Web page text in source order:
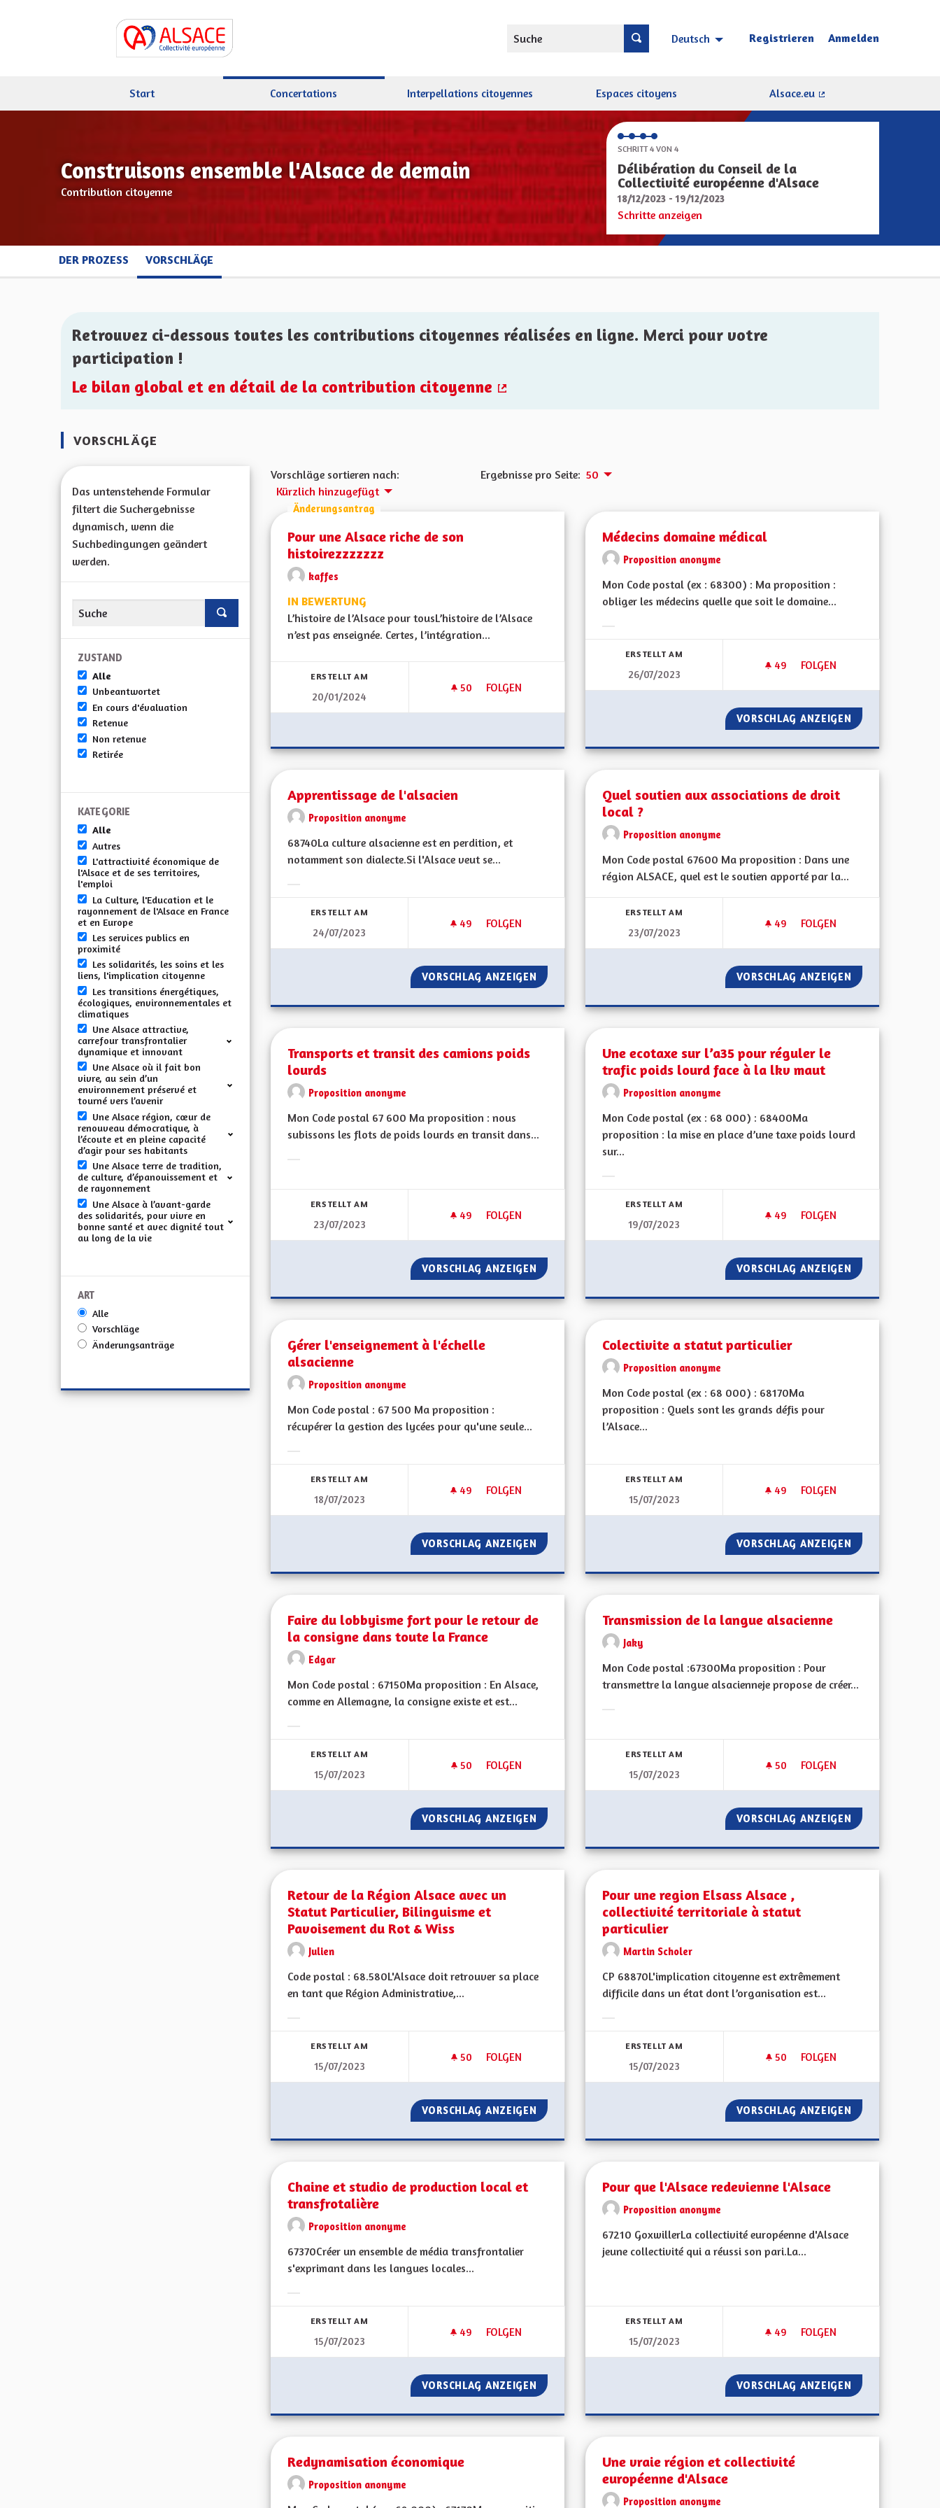
Suche Deutsch Choisir la langue Sprache wählen
Registrieren Anmelden
Start Concertations Interpellations citoyennes Espaces citoyens
Alsace.eu
Construisons ensemble l'Alsace de demain
Contribution citoyenne
SCHRITT 4 VON 4
Délibération du Conseil de la
Collectivité européenne d'Alsace
18/12/2023 - 19/12/2023
Schritte anzeigen
DER PROZESS VORSCHLÄGE
Retrouvez ci-dessous toutes les contributions citoyennes réalisées en ligne. Merci pour votre
participation !
Le bilan global et en détail de la contribution citoyenne
VORSCHLÄGE
Das untenstehende Formular
filtert die Suchergebnisse
dynamisch, wenn die
Suchbedingungen geändert
werden.
ZUSTAND
Alle
Unbeantwortet
En cours d'évaluation
Retenue
Non retenue
Retirée
KATEGORIE
Alle
Autres
L'attractivité économique de
l'Alsace et de ses territoires,
l'emploi
La Culture, l'Education et le
rayonnement de l'Alsace en France
et en Europe
Les services publics en
proximité
Les solidarités, les soins et les
liens, l'implication citoyenne
Les transitions énergétiques,
écologiques, environnementales et
climatiques
Une Alsace attractive,
carrefour transfrontalier
dynamique et innovant
Une Alsace où il fait bon
vivre, au sein d’un
environnement préservé et
tourné vers l’avenir
Une Alsace région, cœur de
renouveau démocratique, à
l’écoute et en pleine capacité
d’agir pour ses habitants
Une Alsace terre de tradition,
de culture, d’épanouissement et
de rayonnement
Une Alsace à l’avant-garde
des solidarités, pour vivre en
bonne santé et avec dignité tout
au long de la vie
ART
Alle
Vorschläge
Änderungsanträge
Vorschläge sortieren nach:
Kürzlich hinzugefügt
Ergebnisse pro Seite: 50
Änderungsantrag
Pour une Alsace riche de son
histoirezzzzzzz
kaffes
IN BEWERTUNG
L’histoire de l’Alsace pour tousL’histoire de l’Alsace
n’est pas enseignée. Certes, l’intégration...
ERSTELLT AM
20/01/2024
50 50 FOLLOWER
FOLGEN
POUR UNE ALSACE RICHE DE SON HISTOIREZZZZZZZ
Médecins domaine médical
Proposition anonyme
Mon Code postal (ex : 68300) : Ma proposition :
obliger les médecins quelle que soit le domaine...
ERSTELLT AM
26/07/2023
49 49 FOLLOWER
FOLGEN
MÉDECINS DOMAINE MÉDICAL
VORSCHLAG ANZEIGEN MÉDECINS
Apprentissage de l'alsacien
Proposition anonyme
68740La culture alsacienne est en perdition, et
notamment son dialecte.Si l'Alsace veut se...
ERSTELLT AM
24/07/2023
49 49 FOLLOWER
FOLGEN
APPRENTISSAGE DE L'ALSACIEN
VORSCHLAG ANZEIGEN APPRENTISSAGE DE L'ALSACIEN
Quel soutien aux associations de droit
local ?
Proposition anonyme
Mon Code postal 67600 Ma proposition : Dans une
région ALSACE, quel est le soutien apporté par la...
ERSTELLT AM
23/07/2023
49 49 FOLLOWER
FOLGEN
QUEL SOUTIEN AUX
VORSCHLAG ANZEIGEN QUEL SOUTIEN
Transports et transit des camions poids
lourds
Proposition anonyme
Mon Code postal 67 600 Ma proposition : nous
subissons les flots de poids lourds en transit dans...
ERSTELLT AM
23/07/2023
49 49 FOLLOWER
FOLGEN
TRANSPORTS ET TRANSIT DES CAMIONS POIDS LOURDS
VORSCHLAG ANZEIGEN TRANSPORTS ET TRANSIT DES CAMIONS POIDS LOURDS
Une ecotaxe sur l’a35 pour réguler le
trafic poids lourd face à la lkv maut
Proposition anonyme
Mon Code postal (ex : 68 000) : 68400Ma
proposition : la mise en place d’une taxe poids lourd
sur...
ERSTELLT AM
19/07/2023
49 49 FOLLOWER
FOLGEN
UNE ECOTAXE SUR L’A35
VORSCHLAG ANZEIGEN UNE ECOTAXE
Gérer l'enseignement à l'échelle
alsacienne
Proposition anonyme
Mon Code postal : 67 500 Ma proposition :
récupérer la gestion des lycées pour qu'une seule...
ERSTELLT AM
18/07/2023
49 49 FOLLOWER
FOLGEN
GÉRER L'ENSEIGNEMENT À L'ÉCHELLE ALSACIENNE
VORSCHLAG ANZEIGEN GÉRER L'ENSEIGNEMENT À L'ÉCHELLE ALSACIENNE
Colectivite a statut particulier
Proposition anonyme
Mon Code postal (ex : 68 000) : 68170Ma
proposition : Quels sont les grands défis pour
l’Alsace...
ERSTELLT AM
15/07/2023
49 49 FOLLOWER
FOLGEN
COLECTIVITE A STATUT
VORSCHLAG ANZEIGEN COLECTIVITE A
Faire du lobbyisme fort pour le retour de
la consigne dans toute la France
Edgar
Mon Code postal : 67150Ma proposition : En Alsace,
comme en Allemagne, la consigne existe et est...
ERSTELLT AM
15/07/2023
50 50 FOLLOWER
FOLGEN
FAIRE DU LOBBYISME FORT POUR LE RETOUR DE LA CONSIGNE DANS TOUTE LA FRANCE
VORSCHLAG ANZEIGEN FAIRE DU LOBBYISME FORT POUR LE RETOUR DE LA CONSIGNE DANS TOUTE LA
Transmission de la langue alsacienne
Jaky
Mon Code postal :67300Ma proposition : Pour
transmettre la langue alsacienneje propose de créer...
ERSTELLT AM
15/07/2023
50 50 FOLLOWER
FOLGEN
TRANSMISSION DE LA
VORSCHLAG ANZEIGEN TRANSMISSION
Retour de la Région Alsace avec un
Statut Particulier, Bilinguisme et
Pavoisement du Rot & Wiss
Julien
Code postal : 68.580L'Alsace doit retrouver sa place
en tant que Région Administrative,...
ERSTELLT AM
15/07/2023
50 50 FOLLOWER
FOLGEN
RETOUR DE LA RÉGION ALSACE AVEC UN STATUT PARTICULIER, BILINGUISME ET PAVOISEMENT DU
VORSCHLAG ANZEIGEN RETOUR DE LA RÉGION ALSACE AVEC UN STATUT PARTICULIER, BILINGUISME
Pour une region Elsass Alsace ,
collectivité territoriale à statut
particulier
Martin Scholer
CP 68870L'implication citoyenne est extrêmement
difficile dans un état dont l’organisation est...
ERSTELLT AM
15/07/2023
50 50 FOLLOWER
FOLGEN
POUR UNE REGION ELSASS
VORSCHLAG ANZEIGEN POUR UNE
Chaine et studio de production local et
transfrotalière
Proposition anonyme
67370Créer un ensemble de média transfrontalier
s'exprimant dans les langues locales...
ERSTELLT AM
15/07/2023
49 49 FOLLOWER
FOLGEN
CHAINE ET STUDIO DE PRODUCTION LOCAL ET TRANSFROTALIÈRE
VORSCHLAG ANZEIGEN CHAINE ET STUDIO DE PRODUCTION LOCAL ET TRANSFROTALIÈRE
Pour que l'Alsace redevienne l'Alsace
Proposition anonyme
67210 GoxwillerLa collectivité européenne d'Alsace
jeune collectivité qui a réussi son pari.La...
ERSTELLT AM
15/07/2023
49 49 FOLLOWER
FOLGEN
POUR QUE L'ALSACE
VORSCHLAG ANZEIGEN POUR QUE
Redynamisation économique
Proposition anonyme
Une vraie région et collectivité
européenne d'Alsace
Proposition anonyme